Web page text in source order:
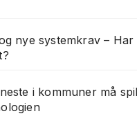
nye systemkrav – Har
i kommuner må